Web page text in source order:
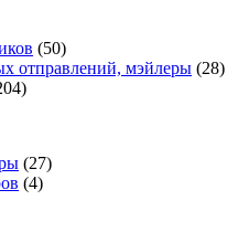
(50)
отправлений, мэйлеры (28)
(27)
(4)